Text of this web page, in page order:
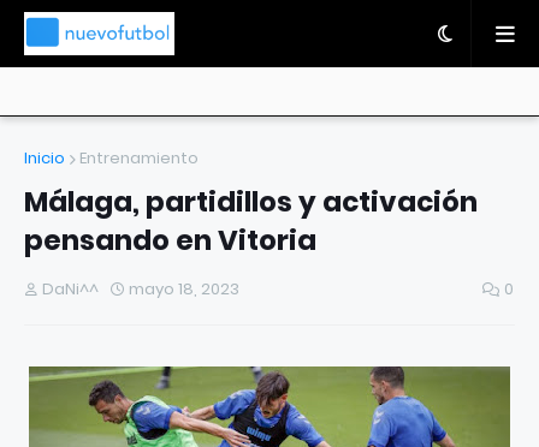
Inicio Entrenamiento
Málaga, partidillos y activación
pensando en Vitoria
DaNi^^ mayo 18, 2023 0